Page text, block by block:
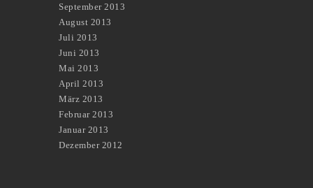
September 2013
August 2013
Juli 2013
Juni 2013
Mai 2013
April 2013
März 2013
Februar 2013
Januar 2013
Dezember 2012